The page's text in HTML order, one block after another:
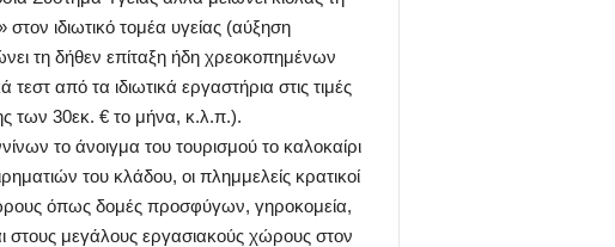
ιδιωτικό τομέα υγείας (αύξηση
τη δήθεν επίταξη ήδη χρεοκοπημένων
από τα ιδιωτικά εργαστήρια στις τιμές
των 30εκ. € το μήνα, κ.λ.π.).
το άνοιγμα του τουρισμού το καλοκαίρι
του κλάδου, οι πλημμελείς κρατικοί
όπως δομές προσφύγων, γηροκομεία,
στους μεγάλους εργασιακούς χώρους στον